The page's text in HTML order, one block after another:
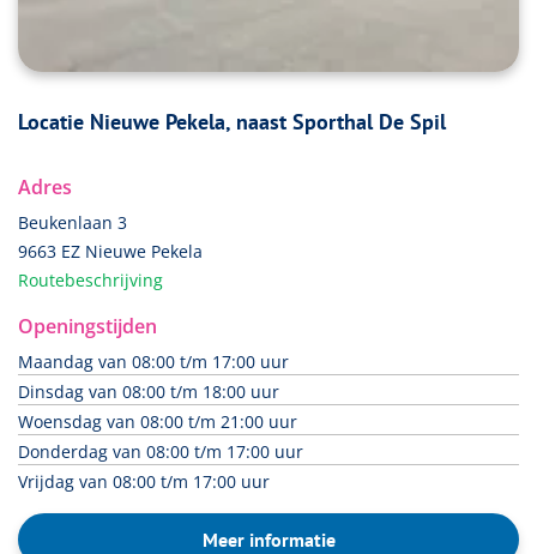
Locatie Nieuwe Pekela, naast Sporthal De Spil
Adres
Beukenlaan 3
9663 EZ Nieuwe Pekela
Routebeschrijving
Openingstijden
Maandag van 08:00 t/m 17:00 uur
Dinsdag van 08:00 t/m 18:00 uur
Woensdag van 08:00 t/m 21:00 uur
Donderdag van 08:00 t/m 17:00 uur
Vrijdag van 08:00 t/m 17:00 uur
Meer informatie